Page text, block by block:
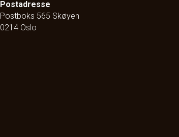
Postadresse
Postboks 565 Skøyen
0214 Oslo